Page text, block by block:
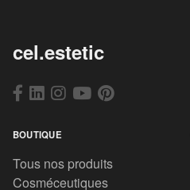
cel.estetic
BOUTIQUE
Tous nos produits
Cosméceutiques